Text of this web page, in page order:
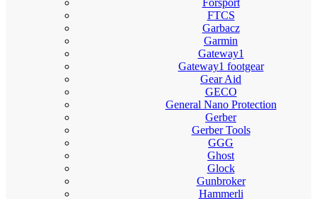
FTCS
Garbacz
Garmin
Gateway1
Gateway1 footgear
Gear Aid
GECO
General Nano Protection
Gerber
Gerber Tools
GGG
Ghost
Glock
Gunbroker
Hammerli